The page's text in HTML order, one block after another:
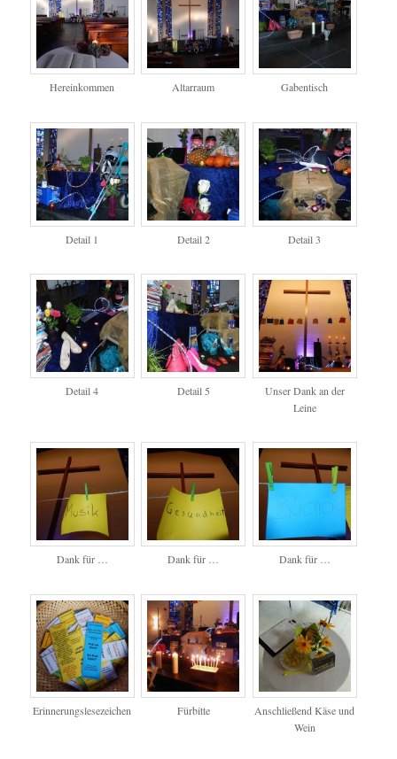
Hereinkommen Altarraum Gabentisch
Detail 1 Detail 2 Detail 3
Detail 4 Detail 5
Unser Dank an der
Leine
Dank für … Dank für … Dank für …
Erinnerungslesezeichen Fürbitte
Anschließend Käse und
Wein